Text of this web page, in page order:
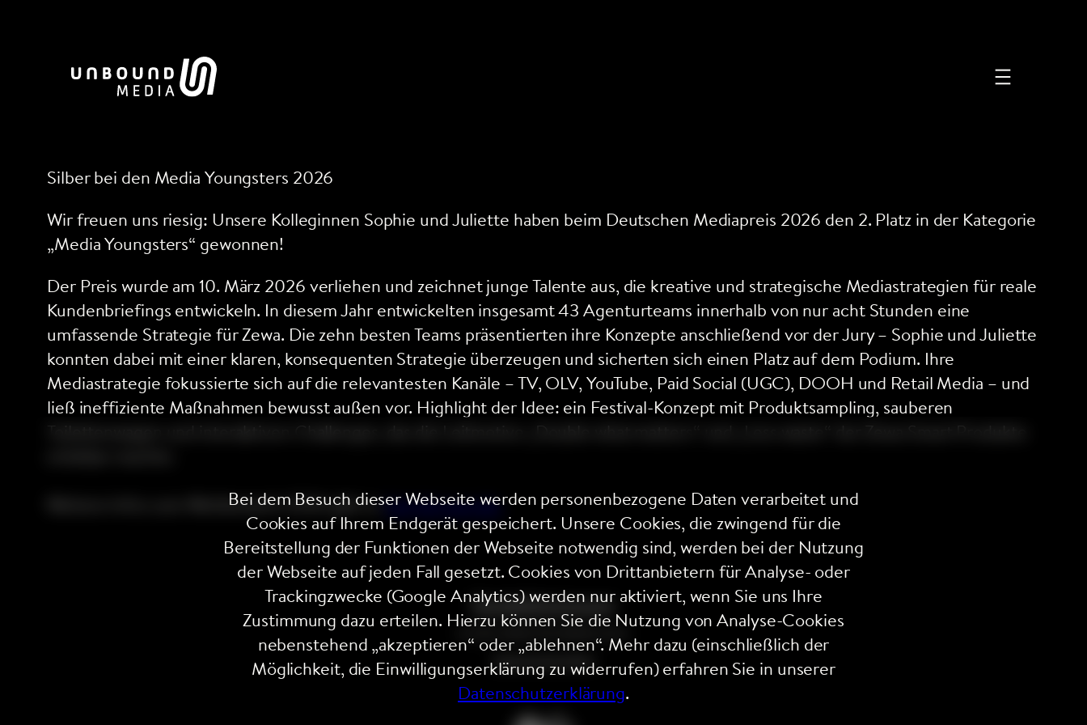
springen
Silber bei den Media Youngsters 2026
Wir freuen uns riesig: Unsere Kolleginnen Sophie und Juliette haben beim Deutschen Mediapreis 2026 den 2. Platz in der Kategorie
„Media Youngsters“ gewonnen!
Der Preis wurde am 10. März 2026 verliehen und zeichnet junge Talente aus, die kreative und strategische Mediastrategien für reale
Kundenbriefings entwickeln. In diesem Jahr entwickelten insgesamt 43 Agenturteams innerhalb von nur acht Stunden eine
umfassende Strategie für Zewa. Die zehn besten Teams präsentierten ihre Konzepte anschließend vor der Jury – Sophie und Juliette
konnten dabei mit einer klaren, konsequenten Strategie überzeugen und sicherten sich einen Platz auf dem Podium. Ihre
Mediastrategie fokussierte sich auf die relevantesten Kanäle – TV, OLV, YouTube, Paid Social (UGC), DOOH und Retail Media – und
ließ ineffiziente Maßnahmen bewusst außen vor. Highlight der Idee: ein Festival-Konzept mit Produktsampling, sauberen
Toilettenwagen und interaktiven Challenges, das die Leitmotive „Double what matters“ und „Less waste“ der Zewa Smart Produkte
Weitere Infos zum Wettbewerb 2026 gibt eshier bei wuv.de.
KontaktImpressum
Datenschutzrichtlinie
Bei dem Besuch dieser Webseite werden personenbezogene Daten verarbeitet und
Cookies auf Ihrem Endgerät gespeichert. Unsere Cookies, die zwingend für die
Bereitstellung der Funktionen der Webseite notwendig sind, werden bei der Nutzung
der Webseite auf jeden Fall gesetzt. Cookies von Drittanbietern für Analyse- oder
Trackingzwecke (Google Analytics) werden nur aktiviert, wenn Sie uns Ihre
Zustimmung dazu erteilen. Hierzu können Sie die Nutzung von Analyse-Cookies
nebenstehend „akzeptieren“ oder „ablehnen“. Mehr dazu (einschließlich der
Möglichkeit, die Einwilligungserklärung zu widerrufen) erfahren Sie in unserer
Datenschutzerklärung.